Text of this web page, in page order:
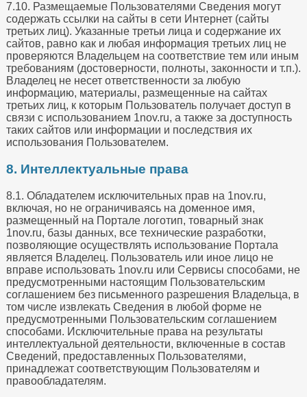
7.10. Размещаемые Пользователями Сведения могут
содержать ссылки на сайты в сети Интернет (сайты
третьих лиц). Указанные третьи лица и содержание их
сайтов, равно как и любая информация третьих лиц не
проверяются Владельцем на соответствие тем или иным
требованиям (достоверности, полноты, законности и т.п.).
Владелец не несет ответственности за любую
информацию, материалы, размещенные на сайтах
третьих лиц, к которым Пользователь получает доступ в
связи с использованием 1nov.ru, а также за доступность
таких сайтов или информации и последствия их
использования Пользователем.
8. Интеллектуальные права
8.1. Обладателем исключительных прав на 1nov.ru,
включая, но не ограничиваясь на доменное имя,
размещенный на Портале логотип, товарный знак
1nov.ru, базы данных, все технические разработки,
позволяющие осуществлять использование Портала
является Владелец. Пользователь или иное лицо не
вправе использовать 1nov.ru или Сервисы способами, не
предусмотренными настоящим Пользовательским
соглашением без письменного разрешения Владельца, в
том числе извлекать Сведения в любой форме не
предусмотренными Пользовательским соглашением
способами. Исключительные права на результаты
интеллектуальной деятельности, включенные в состав
Сведений, предоставленных Пользователями,
принадлежат соответствующим Пользователям и
правообладателям.